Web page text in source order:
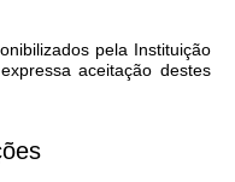
pela Instituição
aceitação destes